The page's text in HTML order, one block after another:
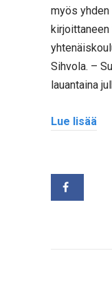
myös
Sihvola. –
lauantaina
Lue lisää